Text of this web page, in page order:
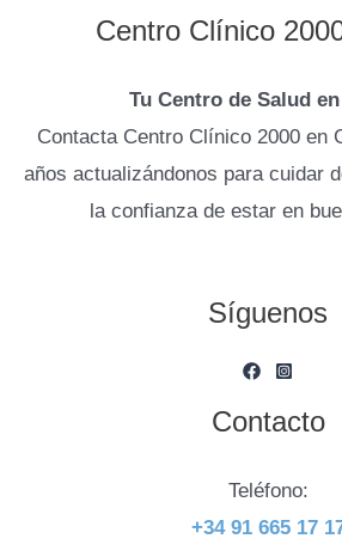
Centro Clínico
Tu Centro de Salud
Contacta Centro Clínico 2000 en
años actualizándonos para cuidar
la confianza de estar en
Síguenos
Contacto
Teléfono:
+34 91 665 17